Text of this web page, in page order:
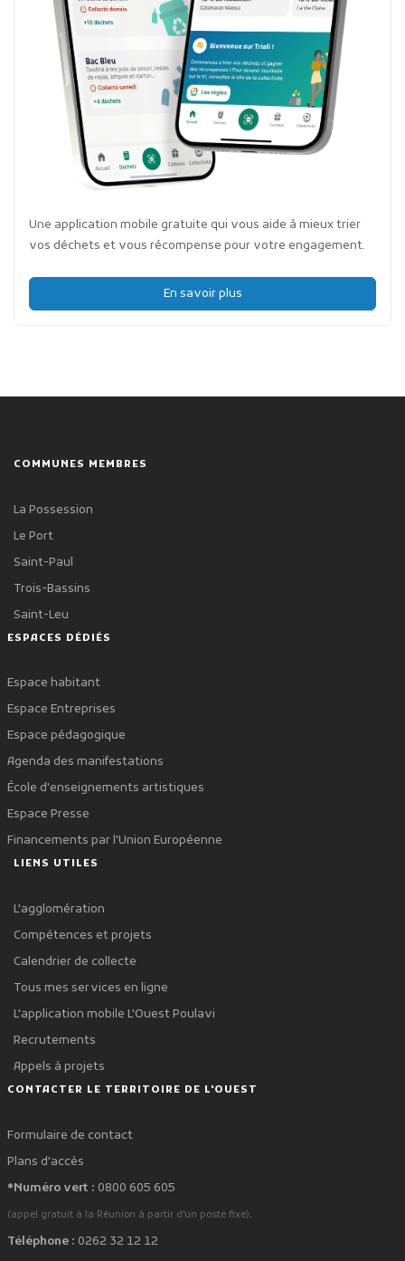
Une application mobile gratuite qui vous aide à mieux trier
vos déchets et vous récompense pour votre engagement.
En savoir plus
COMMUNES MEMBRES
La Possession
Le Port
Saint-Paul
Trois-Bassins
Saint-Leu
ESPACES DÉDIÉS
Espace habitant
Espace Entreprises
Espace pédagogique
Agenda des manifestations
École d'enseignements artistiques
Espace Presse
Financements par l'Union Européenne
LIENS UTILES
L'agglomération
Compétences et projets
Calendrier de collecte
Tous mes services en ligne
L'application mobile L'Ouest Poulavi
Recrutements
Appels à projets
CONTACTER LE TERRITOIRE DE L'OUEST
Formulaire de contact
Plans d'accès
*Numéro vert : 0800 605 605
(appel gratuit à la Réunion à partir d'un poste fixe).
Téléphone : 0262 32 12 12